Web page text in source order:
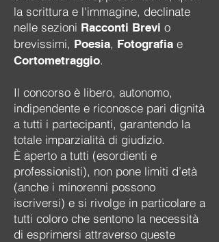
la scrittura e l'immagine, declinate
nelle sezioni Racconti Brevi o
brevissimi, Poesia, Fotografia e
Cortometraggio.
Il concorso è libero, autonomo,
indipendente e riconosce pari dignità
a tutti i partecipanti, garantendo la
totale imparzialità di giudizio.
È aperto a tutti (esordienti e
professionisti), non pone limiti d’età
(anche i minorenni possono
iscriversi) e si rivolge in particolare a
tutti coloro che sentono la necessità
di esprimersi attraverso queste